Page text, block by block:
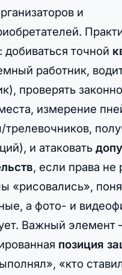
и
добиваться точной
работник,
проверять
измерение
трелевочников,
и атаковать
, если права не
«рисовались»,
а фото- и
Важный элемент
позиция
«кто